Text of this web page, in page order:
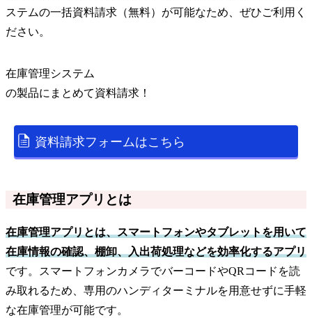
ステムの一括資料請求（無料）が可能なため、ぜひご利用く
ださい。
在庫管理システム
の製品にまとめて資料請求！
資料請求フォームはこちら
在庫管理アプリとは
在庫管理アプリとは、スマートフォンやタブレットを用いて
在庫情報の確認、棚卸、入出荷処理などを効率化するアプリ
です。スマートフォンカメラでバーコードやQRコードを読
み取れるため、専用のハンディターミナルを用意せずに手軽
な在庫管理が可能です。